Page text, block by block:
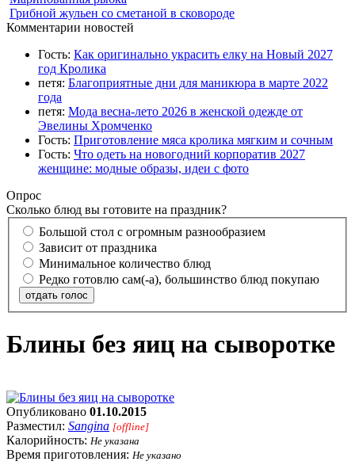
Грибной жульен со сметаной в сковороде
Комментарии новостей
Гость: Как оригинально украсить елку на Новый 2027
год Кролика
петя: Благоприятные дни для маникюра в марте 2022
года
петя: Мода весна-лето 2026 в женской одежде от
Эвелины Хромченко
Гость: Приготовление мяса кролика мягким и сочным
Гость: Что одеть на новогодний корпоратив 2027
женщине: модные образы, идеи с фото
Опрос
Сколько блюд вы готовите на праздник?
Большой стол с огромным разнообразием
Зависит от праздника
Минимальное количество блюд
Редко готовлю сам(-а), большинство блюд покупаю
отдать голос
Блины без яиц на сыворотке
Опубликовано 01.10.2015
Разместил: Sangina [offline]
Калорийность: Не указана
Время приготовления: Не указано